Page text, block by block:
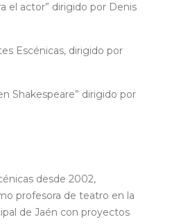
el actor” dirigido por Denis
Escénicas, dirigido por
Shakespeare” dirigido por
desde 2002,
profesora de teatro en la
de Jaén con proyectos